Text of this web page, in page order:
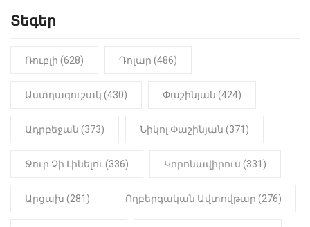
Նիկոլ Փաշինյան
ԻՐԱԴԱՐՁԱՅԻՆ 22:01
մանկապղծության համար
մարմինը
Տեգեր
Ռուբլի (628) Դոլար (486)
Աստղագուշակ (430) Փաշինյան (424)
Ադրբեջան (373) Նիկոլ Փաշինյան (371)
Ջուր Չի Լինելու (336) Կորոնավիրուս (331)
Արցախ (281) Ողբերգական Ավտովթար (276)